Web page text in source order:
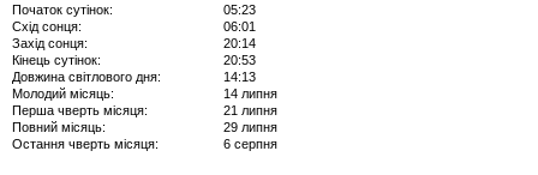
Початок сутінок:
05:23
Схід сонця:
06:01
Захід сонця:
20:14
Кінець сутінок:
20:53
Довжина світлового дня:
14:13
Молодий місяць:
14 липня
Перша чверть місяця:
21 липня
Повний місяць:
29 липня
Остання чверть місяця:
6 серпня